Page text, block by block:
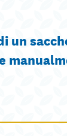
un